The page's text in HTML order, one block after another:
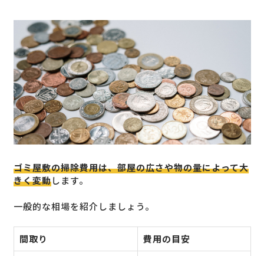
ゴミ屋敷の掃除費用は、部屋の広さや物の量によって大
きく変動します。
一般的な相場を紹介しましょう。
間取り 費用の目安